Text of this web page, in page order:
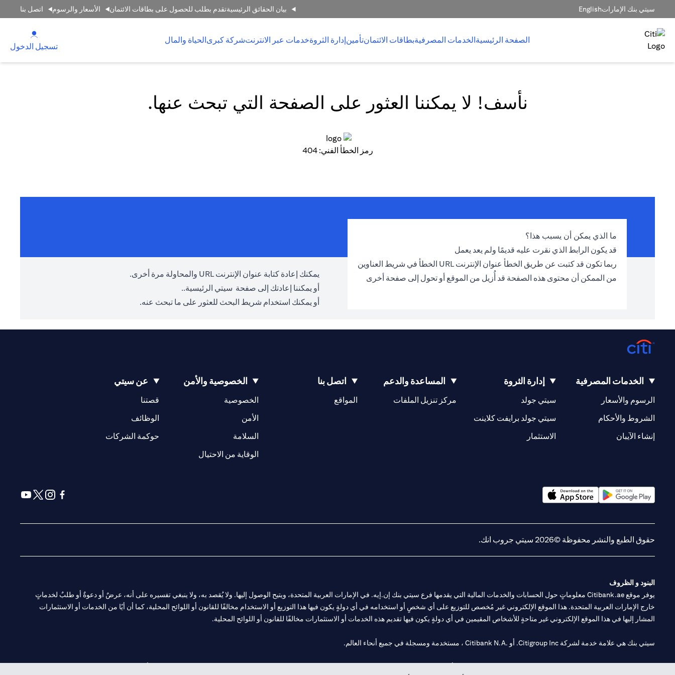
سيتي بنك الإماراتEnglish بيان الحقائق الرئيسيةتقدم بطلب للحصول على بطاقات الائتمان الأسعار والرسوم اتصل بنا
الصفحة الرئيسيةالخدمات المصرفيةبطاقات الائتمانتأمينإدارة الثروةخدمات عبر الانترنتشركة كبرىالحياة والمال
تسجيل الدخول
نأسف! لا يمكننا العثور على الصفحة التي تبحث عنها.
رمز الخطأ الفني: 404
ما الذي يمكن أن يسبب هذا؟
قد يكون الرابط الذي نقرت عليه قديمًا ولم يعد يعمل
ربما تكون قد كتبت عن طريق الخطأ عنوان الإنترنت URL الخطأ في شريط العناوين
من الممكن أن محتوى هذه الصفحة قد أُزيل من الموقع أو تحول إلى صفحة أخرى
يمكنك إعادة كتابة عنوان الإنترنت URL والمحاولة مرة أخرى.
أو يمكننا إعادتك إلى صفحة سيتي الرئيسية..
أو يمكنك استخدام شريط البحث للعثور على ما تبحث عنه.
الخدمات المصرفية
الرسوم والأسعار
الشروط والأحكام
إنشاء الآيبان
إدارة الثروة
سيتي جولد
سيتي جولد برايفت كلاينت
الاستثمار
المساعدة والدعم
مركز تنزيل الملفات
اتصل بنا
المواقع
(opens in a new tab)
الخصوصية والأمن
الخصوصية
الأمن
السلامة
الوقاية من الاحتيال
عن سيتي
قصتنا
(opens in a new tab)
الوظائف
(opens in a new tab)
حوكمة الشركات
(opens in a new tab)
حقوق الطبع والنشر محفوظة ©2026 سيتي جروب انك.
البنود و الظروف
يوفر موقع Citibank.ae معلوماتٍ حول الحسابات والخدمات المالية التي يقدمها فرع سيتي بنك إن.إيه. في الإمارات العربية المتحدة، ويتيح الوصول إليها. ولا يُقصد به، ولا ينبغي تفسيره على أنه، عرضٌ أو دعوةٌ أو طلبٌ لخدماتٍ
خارج الإمارات العربية المتحدة. هذا الموقع الإلكتروني غير مُخصص للتوزيع على أي شخصٍ أو استخدامه في أي دولةٍ يكون فيها هذا التوزيع أو الاستخدام مخالفًا للقانون أو اللوائح المحلية، كما أن أيًا من الخدمات أو الاستثمارات
المشار إليها في هذا الموقع الإلكتروني غير متاحةٍ للأشخاص المقيمين في أي دولةٍ يكون فيها تقديم هذه الخدمات أو الاستثمارات مخالفًا للقانون أو اللوائح المحلية.
سيتي بنك هي علامة خدمة لشركة Citigroup Inc. أو .Citibank N.A ، مستخدمة ومسجلة في جميع أنحاء العالم.